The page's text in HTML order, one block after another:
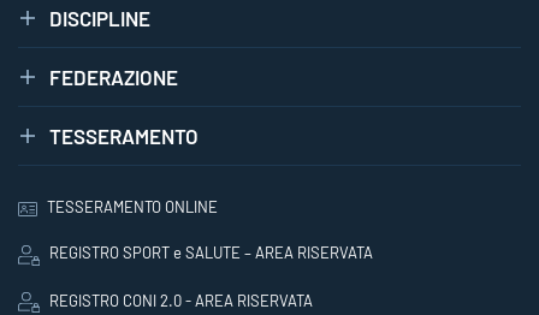
DISCIPLINE
FEDERAZIONE
TESSERAMENTO
TESSERAMENTO ONLINE
REGISTRO SPORT e SALUTE – AREA RISERVATA
REGISTRO CONI 2.0 - AREA RISERVATA